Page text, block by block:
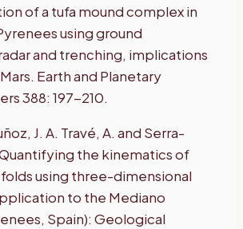
of a tufa mound complex in
using ground
and trenching, implications
Earth and Planetary
388: 197-210.
J. A. Travé, A. and Serra-
Quantifying the kinematics of
using three-dimensional
to the Mediano
Spain): Geological